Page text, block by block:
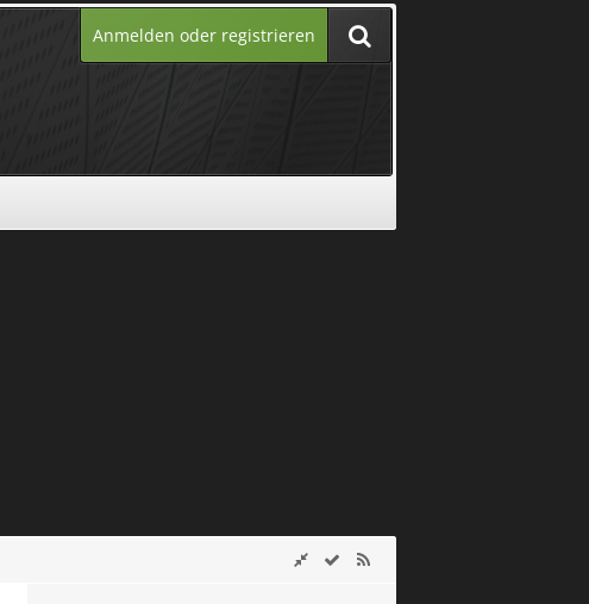
Anmelden oder registrieren